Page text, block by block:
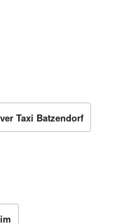
Taxi Batzendorf